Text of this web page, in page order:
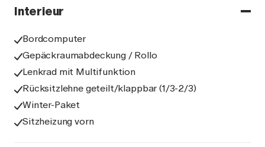
Interieur
Bordcomputer
Gepäckraumabdeckung / Rollo
Lenkrad mit Multifunktion
Rücksitzlehne geteilt/klappbar (1/3-2/3)
Winter-Paket
Sitzheizung vorn